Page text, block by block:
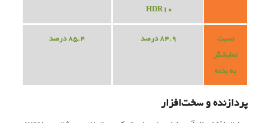
HDR10
نسبت
نمایشگر
به بدنه
84.9 درصد 85.4 درصد
پردازنده و سخت‌افزار